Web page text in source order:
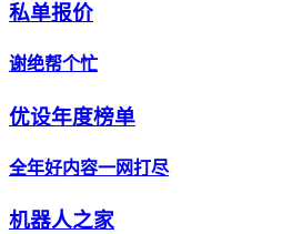
私单报价
谢绝帮个忙
优设年度榜单
全年好内容一网打尽
机器人之家